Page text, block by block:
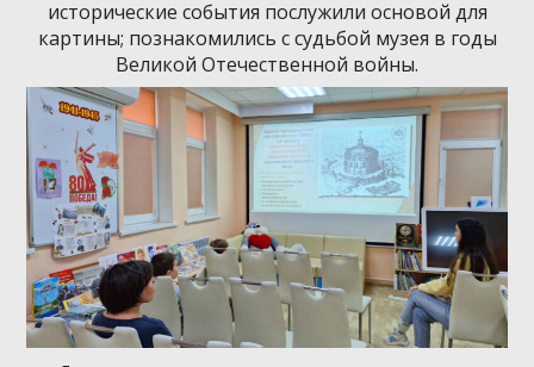
исторические события послужили основой для
картины; познакомились с судьбой музея в годы
Великой Отечественной войны.